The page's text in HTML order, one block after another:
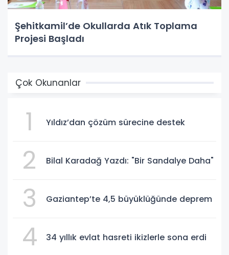
Şehitkamil’de Okullarda Atık Toplama
Projesi Başladı
Çok Okunanlar
1 Yıldız’dan çözüm sürecine destek
2 Bilal Karadağ Yazdı: "Bir Sandalye Daha"
3 Gaziantep’te 4,5 büyüklüğünde deprem
4 34 yıllık evlat hasreti ikizlerle sona erdi